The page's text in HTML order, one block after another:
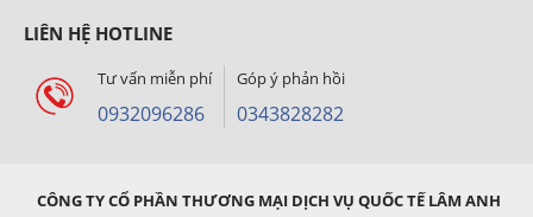
LIÊN HỆ HOTLINE
Tư vấn miễn phí
0932096286
Góp ý phản hồi
0343828282
CÔNG TY CỔ PHẦN THƯƠNG MẠI DỊCH VỤ QUỐC TẾ LÂM ANH